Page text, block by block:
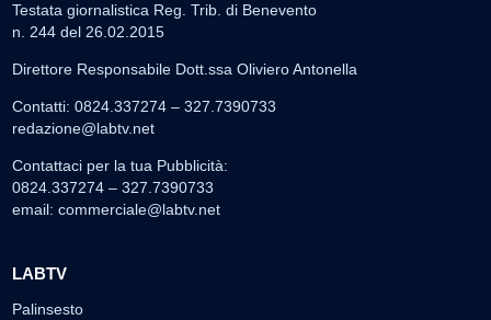
Testata giornalistica Reg. Trib. di Benevento
n. 244 del 26.02.2015
Direttore Responsabile Dott.ssa Oliviero Antonella
Contatti: 0824.337274 – 327.7390733
redazione@labtv.net
Contattaci per la tua Pubblicità:
0824.337274 – 327.7390733
email: commerciale@labtv.net
LABTV
Palinsesto